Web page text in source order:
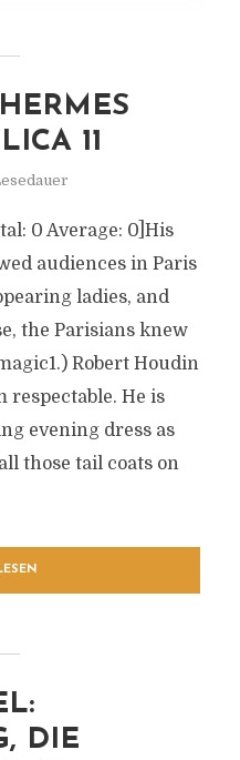
11
0 Average: 0]His
audiences in Paris
ladies, and
the Parisians knew
Robert Houdin
respectable. He is
evening dress as
those tail coats on
DIE